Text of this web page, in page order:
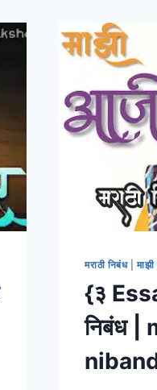
मराठी निबंध|
{३
निबंध |